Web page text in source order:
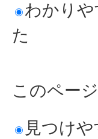
わかり
た
このペー
見つけ